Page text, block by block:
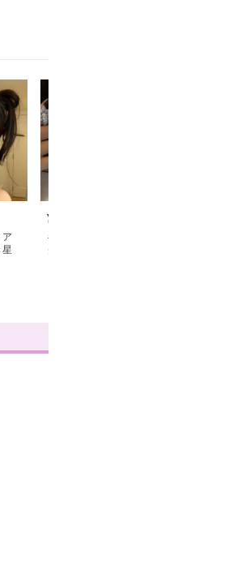
¥
ギャルファッション ア
クセサリー 乙女真珠の